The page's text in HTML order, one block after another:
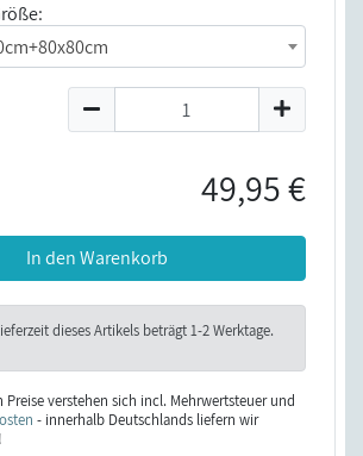
49,95 €
In den Warenkorb
dieses Artikels beträgt1-2 Werktage.
Preise verstehen sich incl. Mehrwertsteuer und
- innerhalb Deutschlands liefern wir